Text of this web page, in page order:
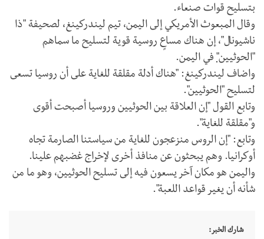
بتسليح قوات صنعاء.
وقال المبعوث الأمريكي إلى اليمن، تيم ليندركينغ، لصحيفة "ذا
ناشيونال"، إن هناك مساعٍ روسية قوية لتسليح ما سماهم
"الحوثيين" في اليمن.
واضاف ليندركينغ: "هناك أدلة مقلقة للغاية على أن روسيا تسعى
لتسليح "الحوثيين".
وتابع القول "إن العلاقة بين الحوثيين وروسيا أصبحت أقوى
و"مقلقة للغاية".
وتابع: "إن الروس منزعجون للغاية من سياستنا الصارمة تجاه
أوكرانيا. وهم يبحثون عن منافذ أخرى لإخراج غضبهم علينا.
واليمن هو مكان آخر يسعون فيه إلى تسليح الحوثيين، وهو ما من
شأنه أن يغير قواعد اللعبة".
شارك الخبر: